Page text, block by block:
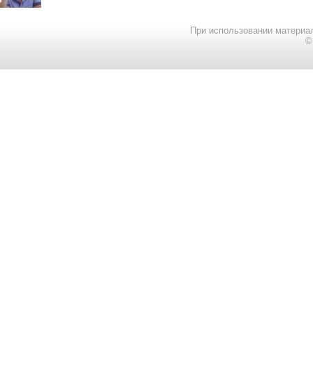
При использовании